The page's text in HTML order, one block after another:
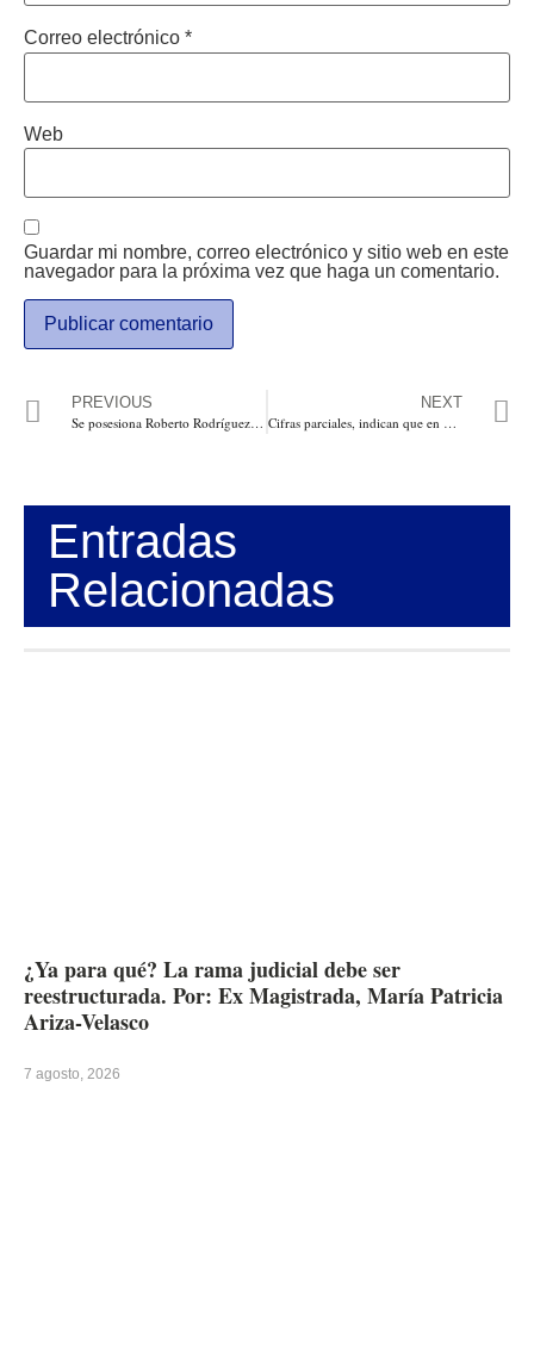
Correo electrónico *
Web
Guardar mi nombre, correo electrónico y sitio web en este
navegador para la próxima vez que haga un comentario.
PREVIOUS
Se posesiona Roberto Rodríguez como Diputado del Atlántico en reemplazo de Gersel Pérez
NEXT
Cifras parciales, indican que en 41 días de ciclo de vacunación, el 73,5 % del hato ganadero ya ha sido vacunado contra aftosa en el país
Entradas
Relacionadas
¿Ya para qué? La rama judicial debe ser
reestructurada. Por: Ex Magistrada, María Patricia
Ariza-Velasco
7 agosto, 2026